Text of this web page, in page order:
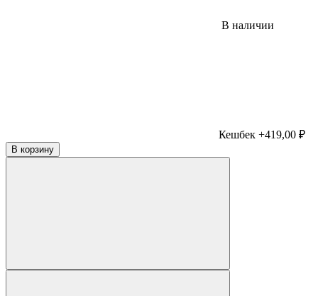
В наличии
Кешбек +419,00 ₽
В корзину